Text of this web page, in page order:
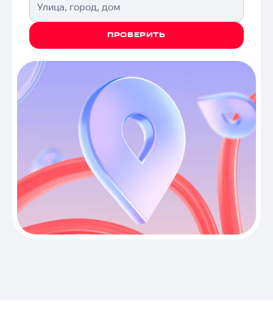
Улица, город, дом
ПРОВЕРИТЬ